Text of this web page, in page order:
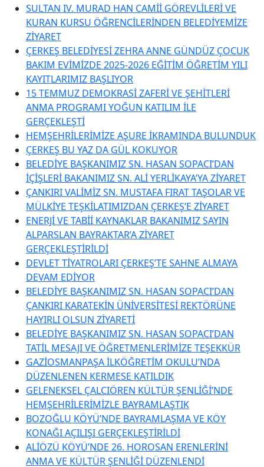
SULTAN IV. MURAD HAN CAMİİ GÖREVLİLERİ VE
KURAN KURSU ÖĞRENCİLERİNDEN BELEDİYEMİZE
ZİYARET
ÇERKEŞ BELEDİYESİ ZEHRA ANNE GÜNDÜZ ÇOCUK
BAKIM EVİMİZDE 2025-2026 EĞİTİM ÖĞRETİM YILI
KAYITLARIMIZ BAŞLIYOR
15 TEMMUZ DEMOKRASİ ZAFERİ VE ŞEHİTLERİ
ANMA PROGRAMI YOĞUN KATILIM İLE
GERÇEKLEŞTİ
HEMŞEHRİLERİMİZE AŞURE İKRAMINDA BULUNDUK
ÇERKEŞ BU YAZ DA GÜL KOKUYOR
BELEDİYE BAŞKANIMIZ SN. HASAN SOPACI’DAN
İÇİŞLERİ BAKANIMIZ SN. ALİ YERLİKAYA’YA ZİYARET
ÇANKIRI VALİMİZ SN. MUSTAFA FIRAT TAŞOLAR VE
MÜLKİYE TEŞKİLATIMIZDAN ÇERKEŞ’E ZİYARET
ENERJİ VE TABİİ KAYNAKLAR BAKANIMIZ SAYIN
ALPARSLAN BAYRAKTAR’A ZİYARET
GERÇEKLEŞTİRİLDİ
DEVLET TİYATROLARI ÇERKEŞ’TE SAHNE ALMAYA
DEVAM EDİYOR
BELEDİYE BAŞKANIMIZ SN. HASAN SOPACI’DAN
ÇANKIRI KARATEKİN ÜNİVERSİTESİ REKTÖRÜNE
HAYIRLI OLSUN ZİYARETİ
BELEDİYE BAŞKANIMIZ SN. HASAN SOPACI’DAN
TATİL MESAJI VE ÖĞRETMENLERİMİZE TEŞEKKÜR
GAZİOSMANPAŞA İLKÖĞRETİM OKULU’NDA
DÜZENLENEN KERMESE KATILDIK
GELENEKSEL ÇALCIÖREN KÜLTÜR ŞENLİĞİ’NDE
HEMŞEHRİLERİMİZLE BAYRAMLAŞTIK
BOZOĞLU KÖYÜ’NDE BAYRAMLAŞMA VE KÖY
KONAĞI AÇILIŞI GERÇEKLEŞTİRİLDİ
ALİÖZÜ KÖYÜ’NDE 26. HOROSAN ERENLERİNİ
ANMA VE KÜLTÜR ŞENLİĞİ DÜZENLENDİ